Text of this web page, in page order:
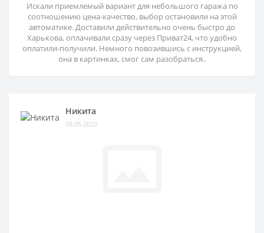
Искали приемлемый вариант для небольшого гаража по
соотношению цена-качество, выбор остановили на этой
автоматике. Доставили действительно очень быстро до
Харькова, оплачивали сразу через Приват24, что удобно
оплатили-получили. Немного повозившись с инструкцией,
она в картинках, смог сам разобраться..
Никита
08.05.2020